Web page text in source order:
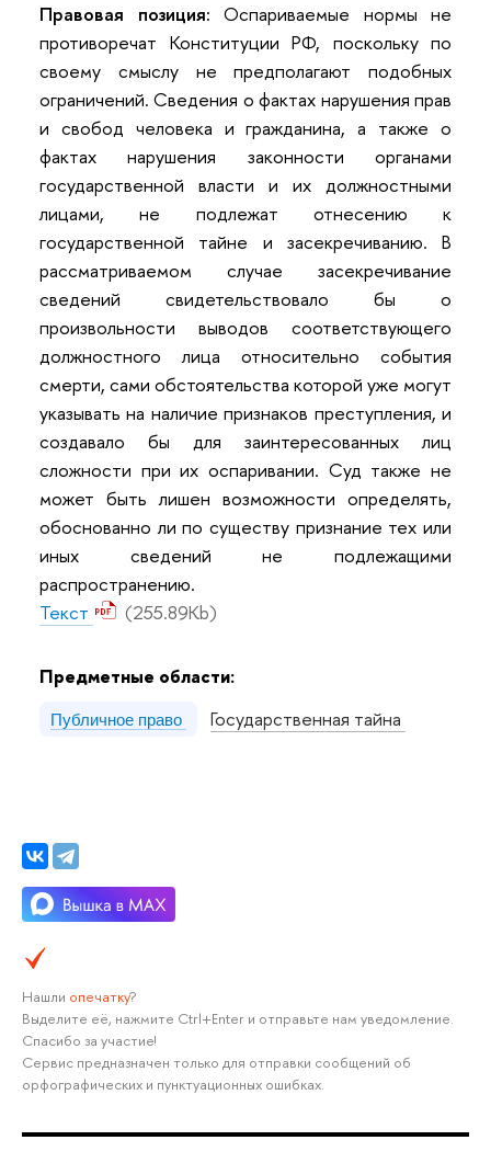
Правовая позиция: Оспариваемые нормы не
противоречат Конституции РФ, поскольку по
своему смыслу не предполагают подобных
ограничений. Сведения о фактах нарушения прав
и свобод человека и гражданина, а также о
фактах нарушения законности органами
государственной власти и их должностными
лицами, не подлежат отнесению к
государственной тайне и засекречиванию. В
рассматриваемом случае засекречивание
сведений свидетельствовало бы о
произвольности выводов соответствующего
должностного лица относительно события
смерти, сами обстоятельства которой уже могут
указывать на наличие признаков преступления, и
создавало бы для заинтересованных лиц
сложности при их оспаривании. Суд также не
может быть лишен возможности определять,
обоснованно ли по существу признание тех или
иных сведений не подлежащими
распространению.
Текст
(255.89Kb)
Предметные области:
Публичное право Государственная тайна
Нашли опечатку?
Выделите её, нажмите Ctrl+Enter и отправьте нам уведомление.
Спасибо за участие!
Сервис предназначен только для отправки сообщений об
орфографических и пунктуационных ошибках.